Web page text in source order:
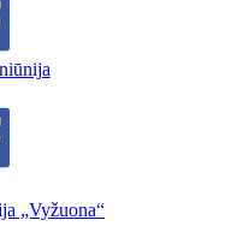
„Vyžuona“